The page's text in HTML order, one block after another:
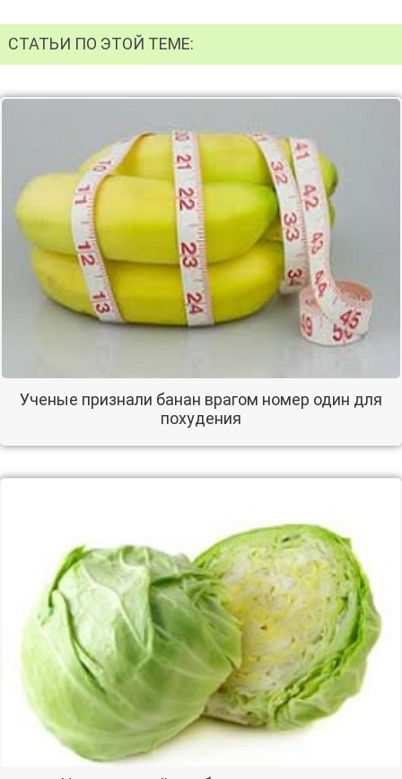
СТАТЬИ ПО ЭТОЙ ТЕМЕ:
Ученые признали банан врагом номер один для
похудения